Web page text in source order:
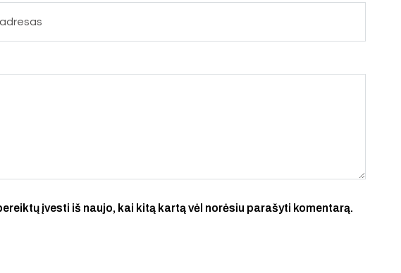
įvesti iš naujo, kai kitą kartą vėl norėsiu parašyti komentarą.